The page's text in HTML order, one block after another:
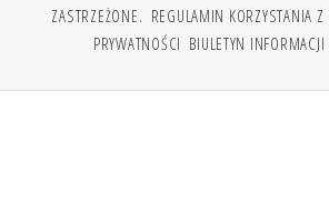
ZASTRZEŻONE. REGULAMIN KORZYSTANIA Z
PRYWATNOŚCI BIULETYN INFORMACJI